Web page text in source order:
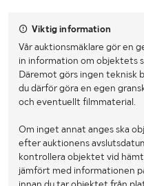
Viktig information
Vår auktionsmäklare gör en
in information om objektets
Däremot görs ingen teknisk
du därför göra en egen
och eventuellt filmmaterial.
Om inget annat anges ska
efter auktionens
kontrollera objektet vid
jämfört med informationen